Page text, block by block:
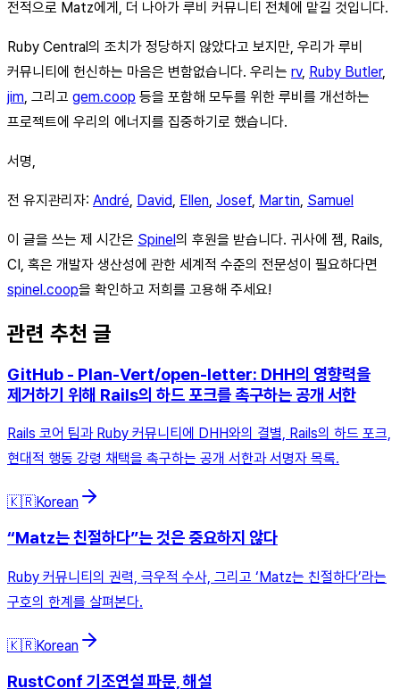
전적으로 Matz에게, 더 나아가 루비 커뮤니티 전체에 맡길 것입니다.
Ruby Central의 조치가 정당하지 않았다고 보지만, 우리가 루비
커뮤니티에 헌신하는 마음은 변함없습니다. 우리는 rv, Ruby Butler,
jim, 그리고 gem.coop 등을 포함해 모두를 위한 루비를 개선하는
프로젝트에 우리의 에너지를 집중하기로 했습니다.
서명,
전 유지관리자: André, David, Ellen, Josef, Martin, Samuel
이 글을 쓰는 제 시간은 Spinel의 후원을 받습니다. 귀사에 젬, Rails,
CI, 혹은 개발자 생산성에 관한 세계적 수준의 전문성이 필요하다면
spinel.coop을 확인하고 저희를 고용해 주세요!
관련 추천 글
GitHub - Plan-Vert/open-letter: DHH의 영향력을
제거하기 위해 Rails의 하드 포크를 촉구하는 공개 서한
Rails 코어 팀과 Ruby 커뮤니티에 DHH와의 결별, Rails의 하드 포크,
현대적 행동 강령 채택을 촉구하는 공개 서한과 서명자 목록.
🇰🇷Korean
“Matz는 친절하다”는 것은 중요하지 않다
Ruby 커뮤니티의 권력, 극우적 수사, 그리고 ‘Matz는 친절하다’라는
구호의 한계를 살펴본다.
🇰🇷Korean
RustConf 기조연설 파문, 해설